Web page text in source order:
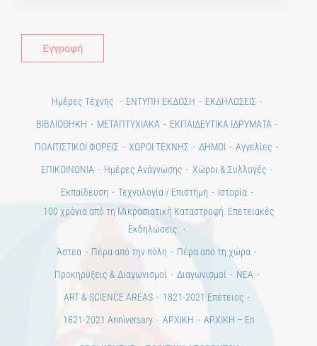
Ημέρες Τέχνης ΕΝΤΥΠΗ ΕΚΔΟΣΗ
ΕΚΔΗΛΩΣΕΙΣ
ΒΙΒΛΙΟΘΗΚΗ
ΜΕΤΑΠΤΥΧΙΑΚΑ
ΕΚΠΑΙΔΕΥΤΙΚΑ ΙΔΡΥΜΑΤΑ
ΠΟΛΙΤΙΣΤΙΚΟΙ ΦΟΡΕΙΣ
ΧΩΡΟΙ ΤΕΧΝΗΣ ΔΗΜΟΙ
Αγγελίες
ΕΠΙΚΟΙΝΩΝΙΑ
Ημέρες Ανάγνωσης
Χώροι & Συλλογές
Εκπαίδευση
Τεχνολογία / Επιστήμη
Ιστορία
100 χρόνια από τη Μικρασιατική Καταστροφή. Επετειακές
Εκδηλώσεις.
Άστεα
Πέρα από την πόλη
Πέρα από τη χώρα
Προκηρύξεις & Διαγωνισμοί
Διαγωνισμοί
ΝΕΑ
ART & SCIENCE AREAS
1821-2021 Επέτειος
1821-2021 Anniversary
ΑΡΧΙΚΗ ΑΡΧΙΚΗ – En